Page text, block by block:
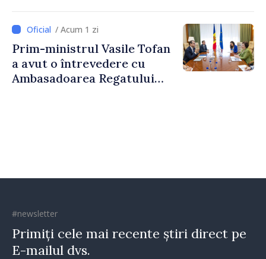
2027
/ Acum 1 zi
Prim-ministrul Vasile Tofan
a avut o întrevedere cu
Ambasadoarea Regatului
#newsletter
Primiți cele mai recente știri direct pe
E-mailul dvs.